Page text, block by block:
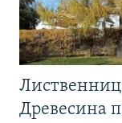
Древесина